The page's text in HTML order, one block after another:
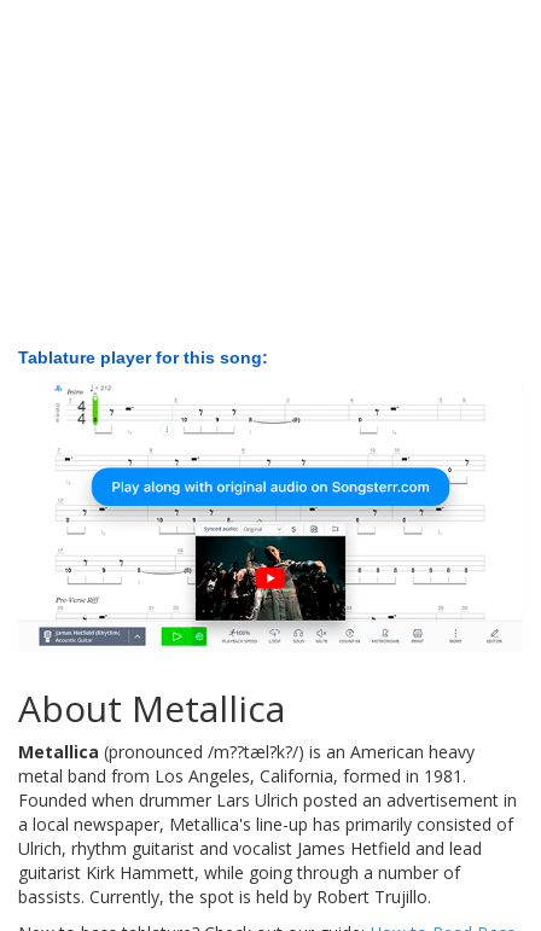
Tablature player for this song:
About Metallica
Metallica (pronounced /m??tæl?k?/) is an American heavy
metal band from Los Angeles, California, formed in 1981.
Founded when drummer Lars Ulrich posted an advertisement in
a local newspaper, Metallica's line-up has primarily consisted of
Ulrich, rhythm guitarist and vocalist James Hetfield and lead
guitarist Kirk Hammett, while going through a number of
bassists. Currently, the spot is held by Robert Trujillo.